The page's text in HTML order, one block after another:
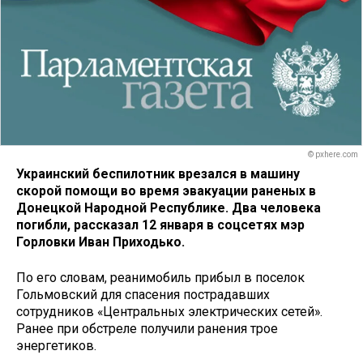
© pxhere.com
Украинский беспилотник врезался в машину
скорой помощи во время эвакуации раненых в
Донецкой Народной Республике. Два человека
погибли, рассказал 12 января в соцсетях мэр
Горловки Иван Приходько.
По его словам, реанимобиль прибыл в поселок
Гольмовский для спасения пострадавших
сотрудников «Центральных электрических сетей».
Ранее при обстреле получили ранения трое
энергетиков.